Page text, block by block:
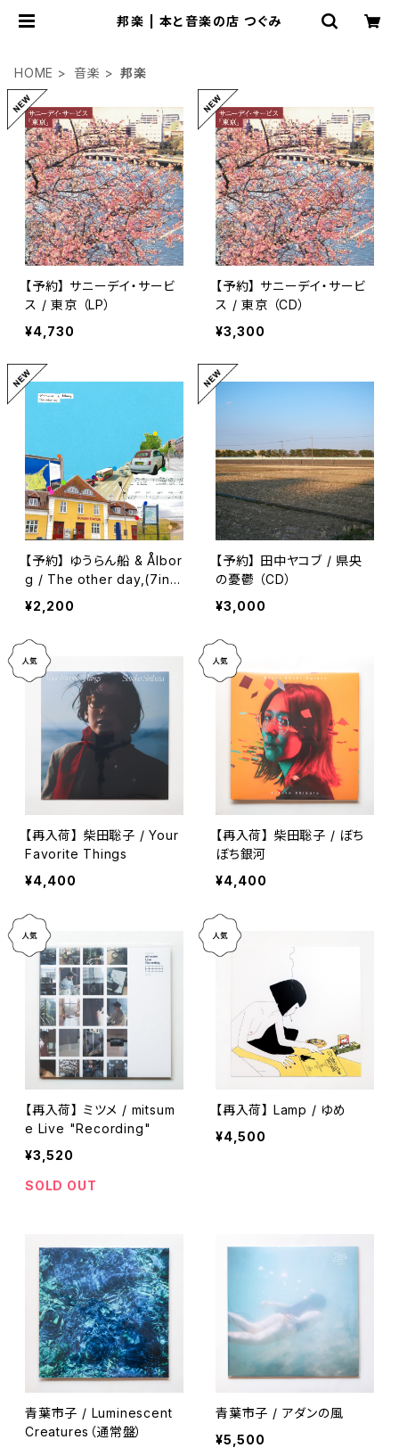
邦楽 | 本と音楽の店 つぐみ
HOME 音楽 邦楽
【予約】 サニーデイ・サービ
ス / 東京 （LP）
¥4,730
【予約】 サニーデイ・サービ
ス / 東京 （CD）
¥3,300
【予約】 ゆうらん船 & Ålbor
g / The other day,(7inc
h)
¥2,200
【予約】 田中ヤコブ / 県央
の憂鬱 （CD）
¥3,000
【再入荷】 柴田聡子 / Your
Favorite Things
¥4,400
【再入荷】 柴田聡子 / ぼち
ぼち銀河
¥4,400
【再入荷】 ミツメ / mitsum
e Live "Recording"
¥3,520
SOLD OUT
【再入荷】 Lamp / ゆめ
¥4,500
青葉市子 / Luminescent
Creatures（通常盤）
青葉市子 / アダンの風
¥5,500